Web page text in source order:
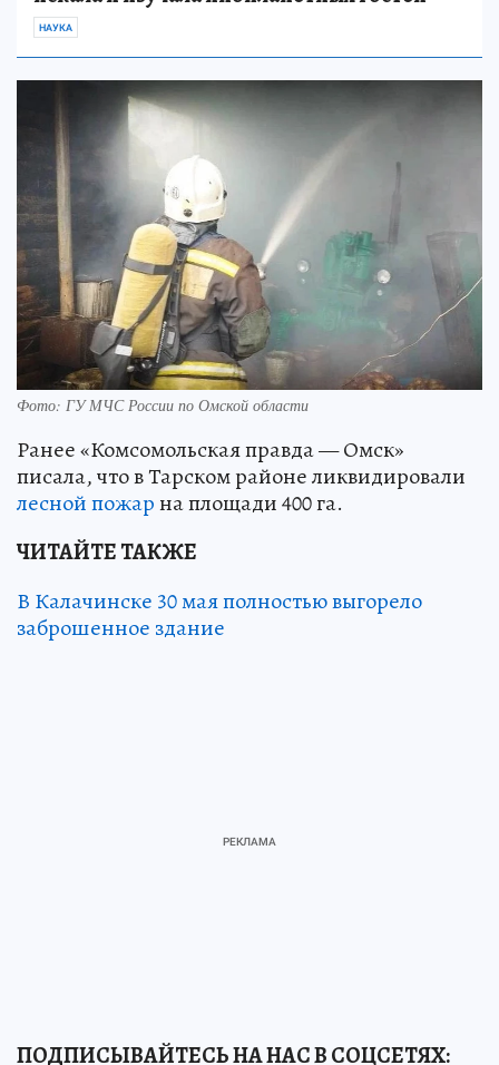
НАУКА
Фото: ГУ МЧС России по Омской области
Ранее «Комсомольская правда — Омск»
писала, что в Тарском районе ликвидировали
лесной пожарна площади 400 га.
ЧИТАЙТЕ ТАКЖЕ
В Калачинске 30 мая полностью выгорело
заброшенное здание
ПОДПИСЫВАЙТЕСЬ НА НАС В СОЦСЕТЯХ: